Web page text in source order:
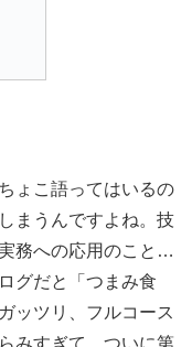
ょこ語ってはいるの
まうんですよね。技
務への応用のこと…
グだと「つまみ食
ッツリ、フルコース